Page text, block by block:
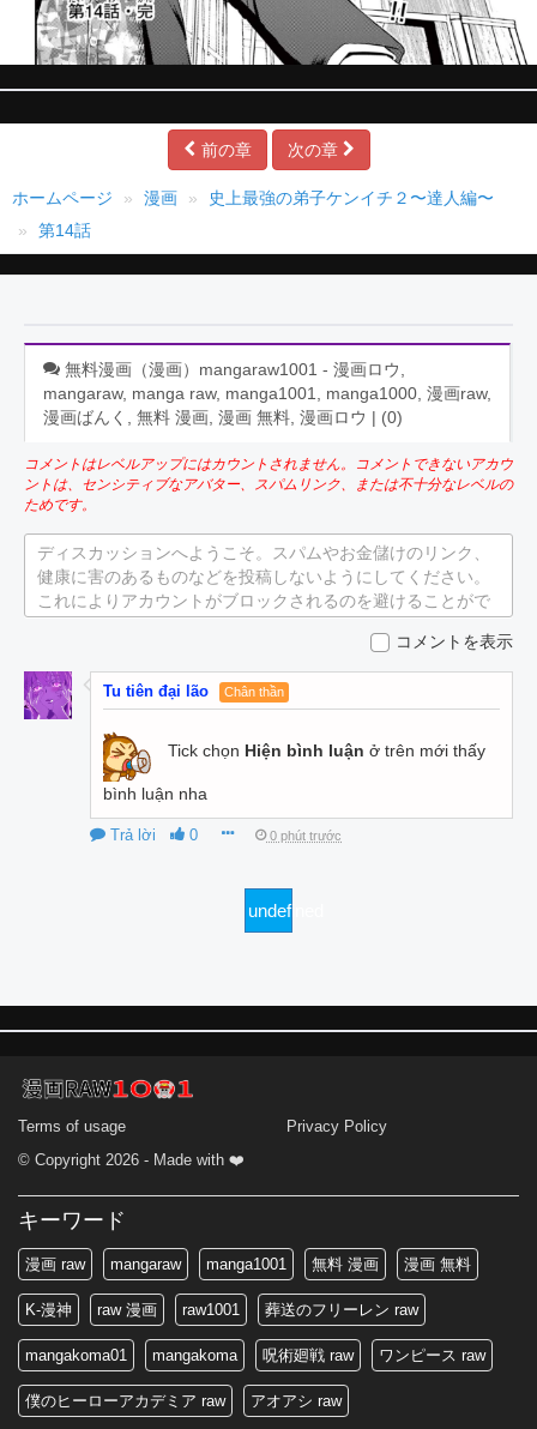
前の章 次の章
ホームページ 漫画
史上最強の弟子ケンイチ２〜達人編〜
第14話
無料漫画（漫画）mangaraw1001 - 漫画ロウ,
mangaraw, manga raw, manga1001, manga1000, 漫画raw,
漫画ばんく, 無料 漫画, 漫画 無料, 漫画ロウ | (0)
コメントはレベルアップにはカウントされません。コメントできないアカウ
ントは、センシティブなアバター、スパムリンク、または不十分なレベルの
ためです。
ディスカッションへようこそ。スパムやお金儲けのリンク、
健康に害のあるものなどを投稿しないようにしてください。
これによりアカウントがブロックされるのを避けることがで
コメントを表示
Tu tiên đại lão Chân thần
Tick chọn Hiện bình luận ở trên mới thấy
bình luận nha
Trả lời 0 0 phút trước
undefined
Terms of usage
Privacy Policy
© Copyright 2026 - Made with ❤️
キーワード
漫画 raw mangaraw manga1001 無料 漫画 漫画 無料
K-漫神 raw 漫画 raw1001 葬送のフリーレン raw
mangakoma01 mangakoma 呪術廻戦 raw ワンピース raw
僕のヒーローアカデミア raw アオアシ raw